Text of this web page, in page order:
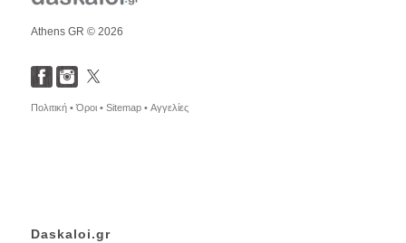
Athens GR © 2026
Πολιτική •Όροι • Sitemap • Αγγελίες
Daskaloi.gr